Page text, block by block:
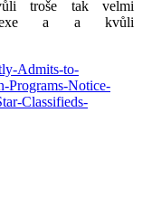
troše tak velmi
a a kvůli